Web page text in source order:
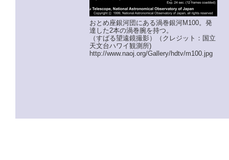
おとめ座銀河団にある渦巻銀河M100。発
達した2本の渦巻腕を持つ。
（すばる望遠鏡撮影）（クレジット：国立
天文台ハワイ観測所)
http://www.naoj.org/Gallery/hdtv/m100.jpg